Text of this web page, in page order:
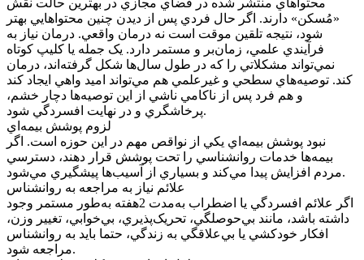
«مُسکن» دارند. اگر حال فردي پس از ديدن چنين محتواهايي بهتر
شود، نتيجه تلقين موقت است نه درمان واقعي. درمان نياز به
فرآيندي علمي، زمان‌بر و مستمر دارد. يک جمله يا کليپ کوتاه
نمي‌تواند مشکلاتي را که در طول سال‌ها شکل گرفته‌اند، درمان
کند. توصيه‌هاي سطحي و غيرعلمي هم مي‌تواند اميد واهي ايجاد کند
و هم فرد پس از ناکامي ناشي از اين توصيه‌ها دچار خشم،
پرخاشگري و در نهايت افسردگي شود.
لزوم پوشش بيمه‌اي
نبود پوشش بيمه‌اي يکي از نواقص مهم در اين حوزه است. اگر
بيمه‌ها خدمات روانشناسي را تحت پوشش قرار دهند، دسترسي
مردم افزايش پيدا مي‌کند و بسياري از آسيب‌ها پيشگيري مي‌شود.
علائم نياز به مراجعه به روانشناس
اگر علائم افسردگي يا اضطراب به‌مدت 2هفته به‌طور مستمر وجود
داشته باشد، مانند بي‌حوصلگي، تحريک‌پذيري، بي‌خوابي، تغيير وزن،
افکار خودکشي يا بي‌علاقگي به زندگي، حتما بايد به روانشناس
مراجعه شود.